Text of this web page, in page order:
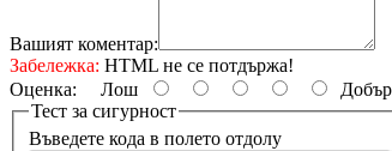
Вашият коментар:
Забележка: HTML не се потдържа!
Оценка: Лош
Добър
Тест за сигурност
Въведете кода в полето отдолу